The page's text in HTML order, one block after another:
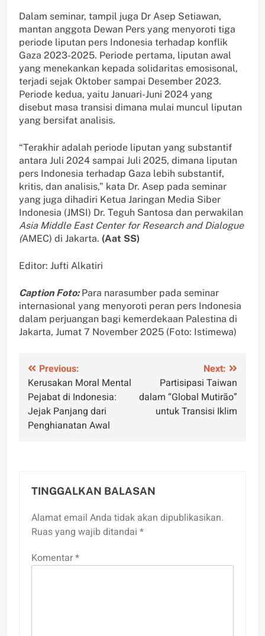
Dalam seminar, tampil juga Dr Asep Setiawan,
mantan anggota Dewan Pers yang menyoroti tiga
periode liputan pers Indonesia terhadap konflik
Gaza 2023-2025. Periode pertama, liputan awal
yang menekankan kepada solidaritas emosisonal,
terjadi sejak Oktober sampai Desember 2023.
Periode kedua, yaitu Januari-Juni 2024 yang
disebut masa transisi dimana mulai muncul liputan
yang bersifat analisis.
“Terakhir adalah periode liputan yang substantif
antara Juli 2024 sampai Juli 2025, dimana liputan
pers Indonesia terhadap Gaza lebih substantif,
kritis, dan analisis,” kata Dr. Asep pada seminar
yang juga dihadiri Ketua Jaringan Media Siber
Indonesia (JMSI) Dr. Teguh Santosa dan perwakilan
Asia Middle East Center for Research and Dialogue
(AMEC) di Jakarta. (Aat SS)
Editor: Jufti Alkatiri
Caption Foto:Para narasumber pada seminar
internasional yang menyoroti peran pers Indonesia
dalam perjuangan bagi kemerdekaan Palestina di
Jakarta, Jumat 7 November 2025 (Foto: Istimewa)
Navigasi
pos
Previous:
Kerusakan Moral Mental
Pejabat di Indonesia:
Jejak Panjang dari
Penghianatan Awal
Next:
Partisipasi Taiwan
dalam “Global Mutirão”
untuk Transisi Iklim
TINGGALKAN BALASAN
Alamat email Anda tidak akan dipublikasikan.
Ruas yang wajib ditandai *
Komentar*